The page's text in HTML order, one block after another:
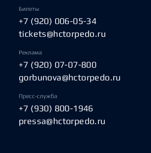
Билеты
+7 (920) 006-05-34
tickets@hctorpedo.ru
Реклама
+7 (920) 07-07-800
gorbunova@hctorpedo.ru
Пресс-служба
+7 (930) 800-1946
pressa@hctorpedo.ru